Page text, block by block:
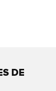
DE